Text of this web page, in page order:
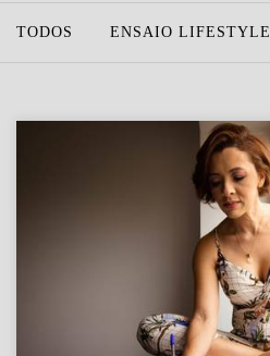
TODOS ENSAIO LIFESTYLE